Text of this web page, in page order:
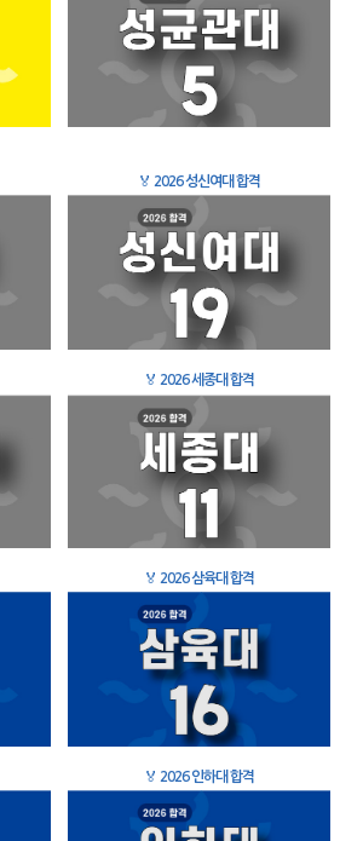
🏅 2026 성신여대 합격
🏅 2026 세종대 합격
🏅 2026 삼육대 합격
🏅 2026 인하대 합격